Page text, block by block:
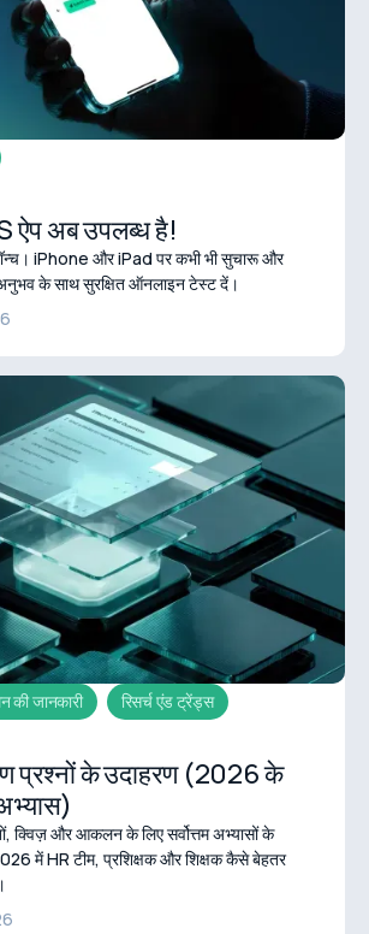
ऐप अब उपलब्ध है!
iPhone और iPad पर कभी भी सुचारू और
के साथ सुरक्षित ऑनलाइन टेस्ट दें।
की जानकारी रिसर्च एंड ट्रेंड्स
प्रश्नों के उदाहरण (2026 के
क्विज़ और आकलन के लिए सर्वोत्तम अभ्यासों के
में HR टीम, प्रशिक्षक और शिक्षक कैसे बेहतर